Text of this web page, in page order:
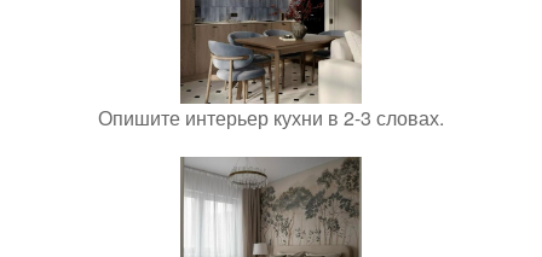
Опишите интерьер кухни в 2-3 словах.